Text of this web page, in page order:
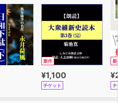
新作
¥1,100
チケット
新
チ